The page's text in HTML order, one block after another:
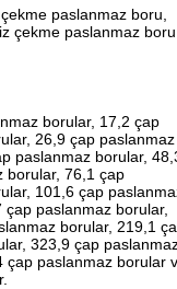
paslanmaz boru,
çekme paslanmaz boru
borular, 17,2 çap
26,9 çap paslanmaz
paslanmaz borular,
borular, 76,1 çap
101,6 çap
paslanmaz borular,
borular, 219,1
323,9 çap
çap paslanmaz borular